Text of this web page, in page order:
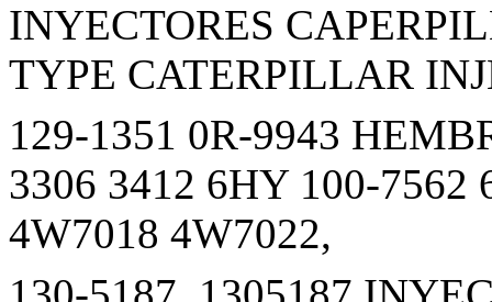
INYECTORES
TYPE CATERPILLAR
129-1351 0R-9943
3306 3412 6HY 100-7562
4W7018 4W7022,